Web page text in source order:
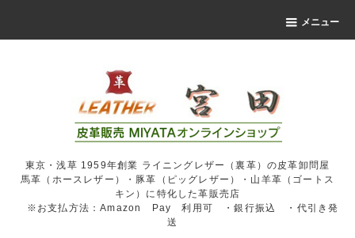
メニュー
東京・浅草 1959年創業 ライニングレザー（裏革）の皮革卸問屋
馬革（ホースレザー）・豚革（ピッグレザー）・山羊革（ゴートス
キン）に特化した革販売店
※お支払方法：Amazon Pay 利用可 ・銀行振込 ・代引き発
送